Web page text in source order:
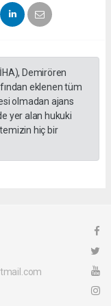
Demirören
eklenen tüm
olmadan ajans
yer alan hukuki
hiç bir